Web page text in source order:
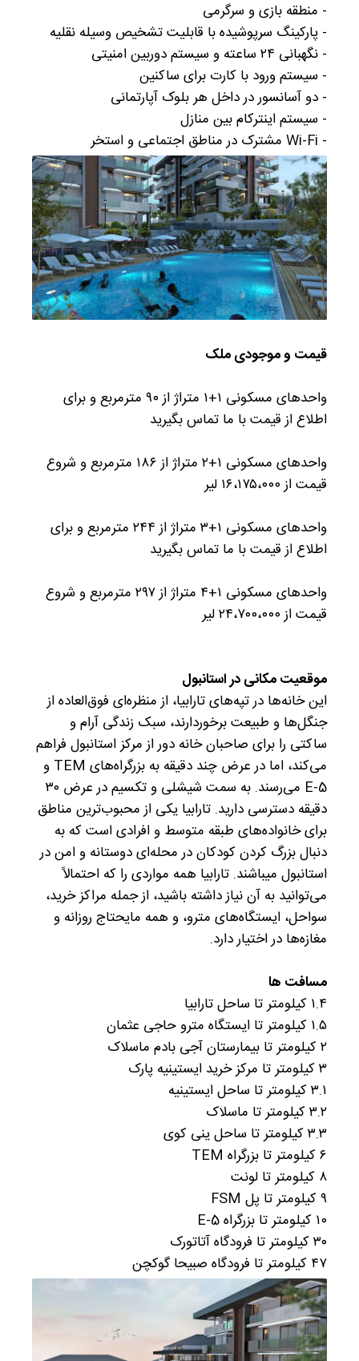
- منطقه بازی و سرگرمی
- پارکینگ سرپوشیده با قابلیت تشخیص وسیله نقلیه
- نگهبانی ۲۴ ساعته و سیستم دوربین امنیتی
- سیستم ورود با کارت برای ساکنین
- دو آسانسور در داخل هر بلوک آپارتمانی
- سیستم اینترکام بین منازل
- Wi-Fi مشترک در مناطق اجتماعی و استخر
قیمت و موجودی ملک
واحدهای مسکونی ۱+۱ متراژ از ۹۰ مترمربع و برای
اطلاع از قیمت با ما تماس بگیرید
واحدهای مسکونی ۱+۲ متراژ از ۱۸۶ مترمربع و شروع
قیمت از ۱۶،۱۷۵،۰۰۰ لیر
واحدهای مسکونی ۱+۳ متراژ از ۲۴۴ مترمربع و برای
اطلاع از قیمت با ما تماس بگیرید
واحدهای مسکونی ۱+۴ متراژ از ۲۹۷ مترمربع و شروع
قیمت از ۲۴،۷۰۰،۰۰۰ لیر
موقعیت مکانی در استانبول
این خانه‌ها در تپه‌های تارابیا، از منظره‌ای فوق‌العاده از
جنگل‌ها و طبیعت برخوردارند، سبک زندگی آرام و
ساکتی را برای صاحبان خانه دور از مرکز استانبول فراهم
می‌کند، اما در عرض چند دقیقه به بزرگراه‌های TEM و
E-5 می‌رسند. به سمت شیشلی و تکسیم در عرض ۳۰
دقیقه دسترسی دارید. تارابیا یکی از محبوب‌ترین مناطق
برای خانواده‌های طبقه متوسط و افرادی است که به
دنبال بزرگ کردن کودکان در محله‌ای دوستانه و امن در
استانبول میباشند. تارابیا همه مواردی را که احتمالاً
می‌توانید به آن نیاز داشته باشید، از جمله مراکز خرید،
سواحل، ایستگاه‌های مترو، و همه مایحتاج روزانه و
مغازه‌ها در اختیار دارد.
مسافت ها
۱.۴ کیلومتر تا ساحل تارابیا
۱.۵ کیلومتر تا ایستگاه مترو حاجی عثمان
۲ کیلومتر تا بیمارستان آجی بادم ماسلاک
۳ کیلومتر تا مرکز خرید ایستینیه پارک
۳.۱ کیلومتر تا ساحل ایستینیه
۳.۲ کیلومتر تا ماسلاک
۳.۳ کیلومتر تا ساحل ینی کوی
۶ کیلومتر تا بزرگراه TEM
۸ کیلومتر تا لونت
۹ کیلومتر تا پل FSM
۱۰ کیلومتر تا بزرگراه E-5
۳۰ کیلومتر تا فرودگاه آتاتورک
۴۷ کیلومتر تا فرودگاه صبیحا گوکچن